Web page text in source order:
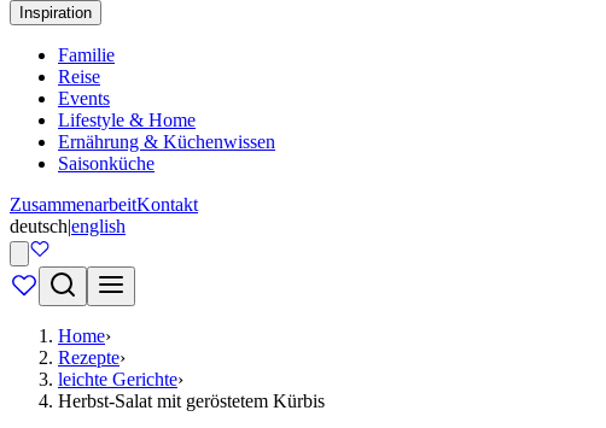
Inspiration
Familie
Reise
Events
Lifestyle & Home
Ernährung & Küchenwissen
Saisonküche
ZusammenarbeitKontakt
deutsch|english
Home›
Rezepte›
leichte Gerichte›
Herbst-Salat mit geröstetem Kürbis